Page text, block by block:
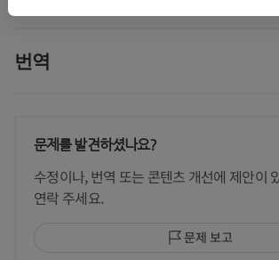
번역
문제를 발견하셨나요?
수정이나, 번역 또는 콘텐츠 개선에 제안이
연락 주세요.
문제 보고